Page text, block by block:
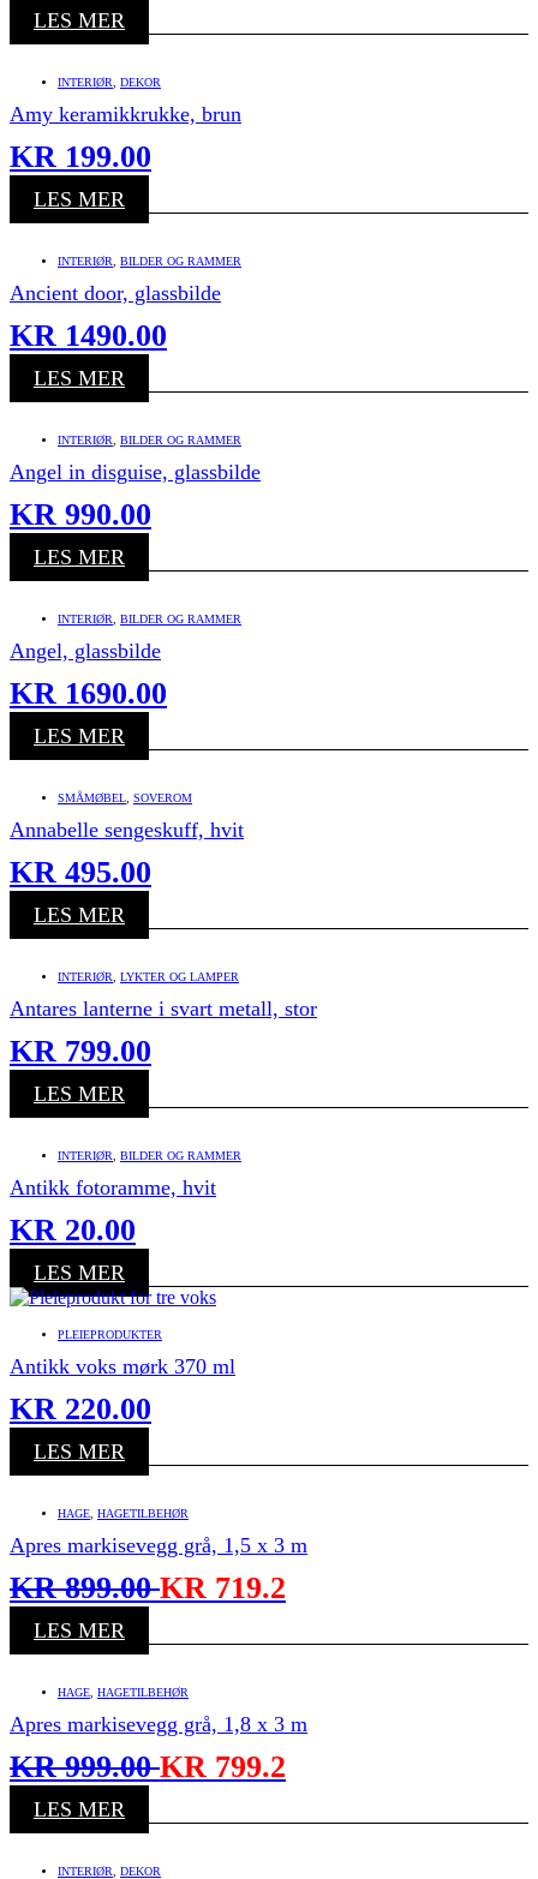
LES MER
INTERIØR DEKOR
Amy keramikkrukke, brun
KR 199.00
LES MER
INTERIØR BILDER OG RAMMER
Ancient door, glassbilde
KR 1490.00
LES MER
INTERIØR BILDER OG RAMMER
Angel in disguise, glassbilde
KR 990.00
LES MER
INTERIØR BILDER OG RAMMER
Angel, glassbilde
KR 1690.00
LES MER
SMÅMØBEL SOVEROM
Annabelle sengeskuff, hvit
KR 495.00
LES MER
INTERIØR LYKTER OG LAMPER
Antares lanterne i svart metall, stor
KR 799.00
LES MER
INTERIØR BILDER OG RAMMER
Antikk fotoramme, hvit
KR 20.00
LES MER
PLEIEPRODUKTER
Antikk voks mørk 370 ml
KR 220.00
LES MER
HAGE HAGETILBEHØR
Apres markisevegg grå, 1,5 x 3 m
KR899.00KR 719.2
LES MER
HAGE HAGETILBEHØR
Apres markisevegg grå, 1,8 x 3 m
KR999.00KR 799.2
LES MER
INTERIØR DEKOR